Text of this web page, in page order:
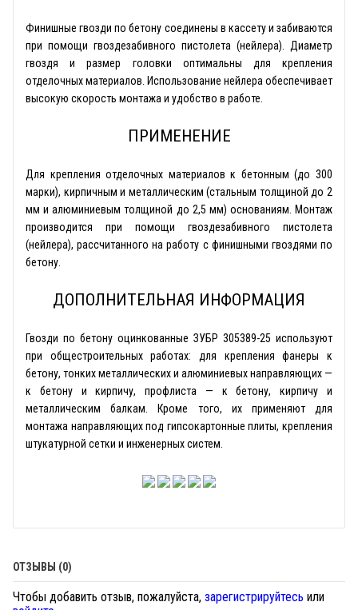
Финишные гвозди по бетону соединены в кассету и забиваются
при помощи гвоздезабивного пистолета (нейлера). Диаметр
гвоздя и размер головки оптимальны для крепления
отделочных материалов. Использование нейлера обеспечивает
высокую скорость монтажа и удобство в работе.
ПРИМЕНЕНИЕ
Для крепления отделочных материалов к бетонным (до 300
марки), кирпичным и металлическим (стальным толщиной до 2
мм и алюминиевым толщиной до 2,5 мм) основаниям. Монтаж
производится при помощи гвоздезабивного пистолета
(нейлера), рассчитанного на работу с финишными гвоздями по
бетону.
ДОПОЛНИТЕЛЬНАЯ ИНФОРМАЦИЯ
Гвозди по бетону оцинкованные ЗУБР 305389-25 используют
при общестроительных работах: для крепления фанеры к
бетону, тонких металлических и алюминиевых направляющих —
к бетону и кирпичу, профлиста — к бетону, кирпичу и
металлическим балкам. Кроме того, их применяют для
монтажа направляющих под гипсокартонные плиты, крепления
штукатурной сетки и инженерных систем.
ОТЗЫВЫ (0)
Чтобы добавить отзыв, пожалуйста, зарегистрируйтесь или